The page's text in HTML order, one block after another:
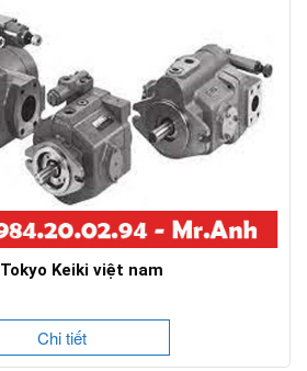
Keiki việt nam
Chi tiết